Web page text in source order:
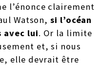
l’énonce clairement
Watson,si l’océan
avec lui. Or la limite
et, si nous
elle devrait être